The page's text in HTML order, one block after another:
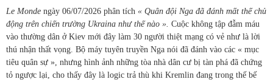
Le Monde ngày 06/07/2026 phân tích « Quân đội Nga đã đánh mất thế chủ
động trên chiến trường Ukraina như thế nào ». Cuộc không tập đẫm máu
vào thường dân ở Kiev mới đây làm 30 người thiệt mạng có vẻ như là lời
thú nhận thất vọng. Bộ máy tuyên truyền Nga nói đã đánh vào các « mục
tiêu quân sự », nhưng hình ảnh những tòa nhà dân cư bị tàn phá đã chứng
tỏ ngược lại, cho thấy đây là logic trả thù khi Kremlin đang trong thế bế